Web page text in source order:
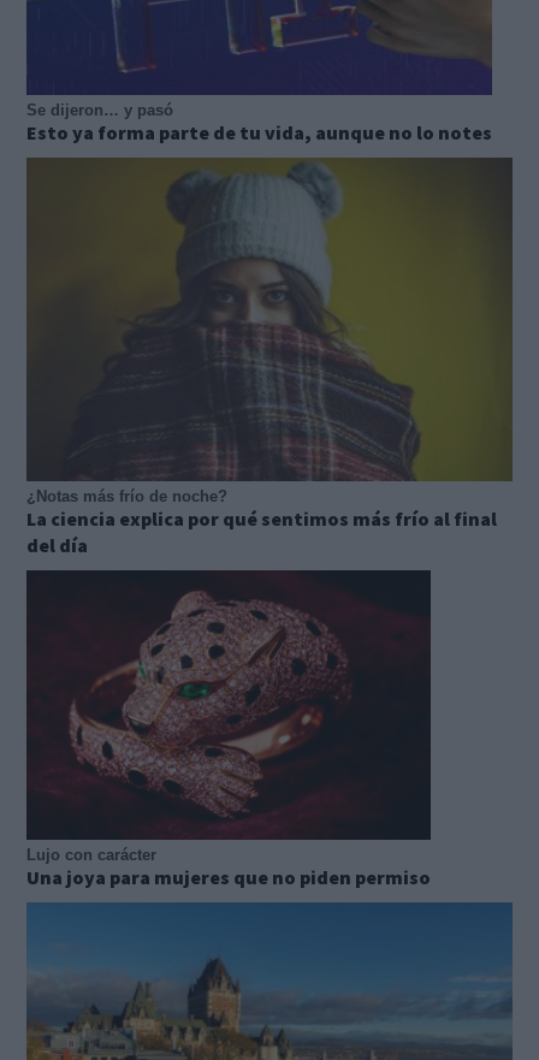
Se dijeron… y pasó
Esto ya forma parte de tu vida, aunque no lo notes
¿Notas más frío de noche?
La ciencia explica por qué sentimos más frío al final
del día
Lujo con carácter
Una joya para mujeres que no piden permiso